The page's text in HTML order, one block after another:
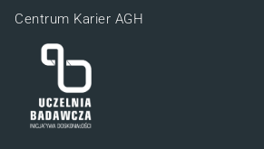
Centrum Karier AGH